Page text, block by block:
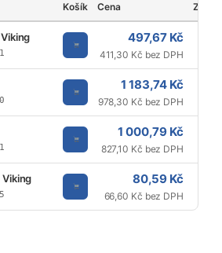
Košík Cena
497,67 Kč
411,30 Kč bez DPH
1 183,74 Kč
978,30 Kč bez DPH
1 000,79 Kč
827,10 Kč bez DPH
80,59 Kč
66,60 Kč bez DPH